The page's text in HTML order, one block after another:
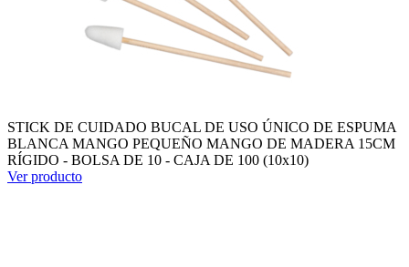
STICK DE CUIDADO BUCAL DE USO ÚNICO DE ESPUMA
BLANCA MANGO PEQUEÑO MANGO DE MADERA 15CM
RÍGIDO - BOLSA DE 10 - CAJA DE 100 (10x10)
Ver producto